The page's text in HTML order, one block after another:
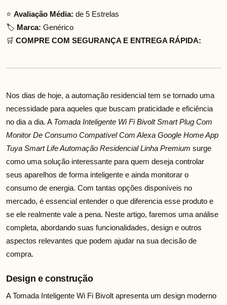
⭐ Avaliação Média: de 5 Estrelas
🏷️ Marca: Genérico
🛒 COMPRE COM SEGURANÇA E ENTREGA RÁPIDA:
Nos dias de hoje, a automação residencial tem se tornado uma
necessidade para aqueles que buscam praticidade e eficiência
no dia a dia. A Tomada Inteligente Wi Fi Bivolt Smart Plug Com
Monitor De Consumo Compatível Com Alexa Google Home App
Tuya Smart Life Automação Residencial Linha Premium surge
como uma solução interessante para quem deseja controlar
seus aparelhos de forma inteligente e ainda monitorar o
consumo de energia. Com tantas opções disponíveis no
mercado, é essencial entender o que diferencia esse produto e
se ele realmente vale a pena. Neste artigo, faremos uma análise
completa, abordando suas funcionalidades, design e outros
aspectos relevantes que podem ajudar na sua decisão de
compra.
Design e construção
A Tomada Inteligente Wi Fi Bivolt apresenta um design moderno